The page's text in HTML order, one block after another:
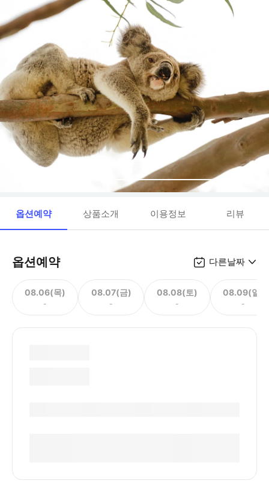
옵션예약 상품소개 이용정보 리뷰
옵션예약 다른날짜
08.06(목)
-
08.07(금)
-
08.08(토)
-
08.09(일)
-